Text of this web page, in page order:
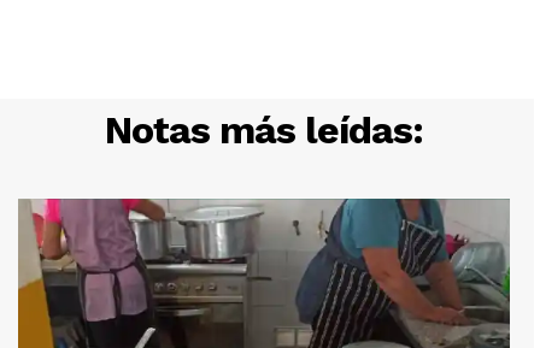
Notas más leídas: